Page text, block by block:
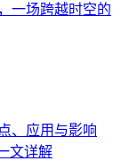
一场跨越时空的
、应用与影响
文详解